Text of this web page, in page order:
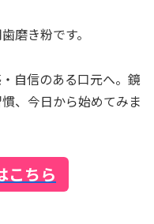
磨き粉です。
自信のある口元へ。鏡
、今日から始めてみま
こちら